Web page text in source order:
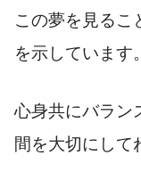
この夢を見るこ
を示しています。
心身共にバラン
間を大切にして